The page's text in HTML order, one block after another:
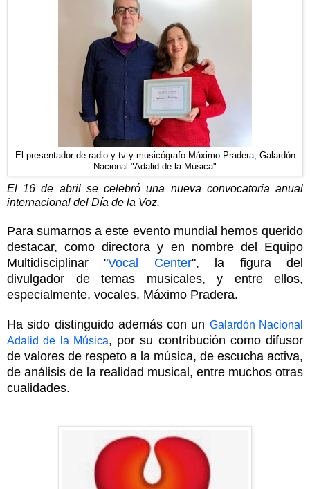
El presentador de radio y tv y musicógrafo Máximo Pradera, Galardón
Nacional "Adalid de la Música"
El 16 de abril se celebró una nueva convocatoria anual
internacional del Día de la Voz.
Para sumarnos a este evento mundial hemos querido
destacar, como directora y en nombre del Equipo
Multidisciplinar "Vocal Center", la figura del
divulgador de temas musicales, y entre ellos,
especialmente, vocales, Máximo Pradera.
Ha sido distinguido además con un Galardón Nacional
Adalid de la Música, por su contribución como difusor
de valores de respeto a la música, de escucha activa,
de análisis de la realidad musical, entre muchos otras
cualidades.